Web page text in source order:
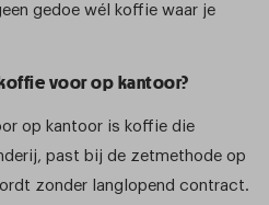
gedoe wél koffie waar je
voor op kantoor?
op kantoor is koffie die
past bij de zetmethode op
zonder langlopend contract.